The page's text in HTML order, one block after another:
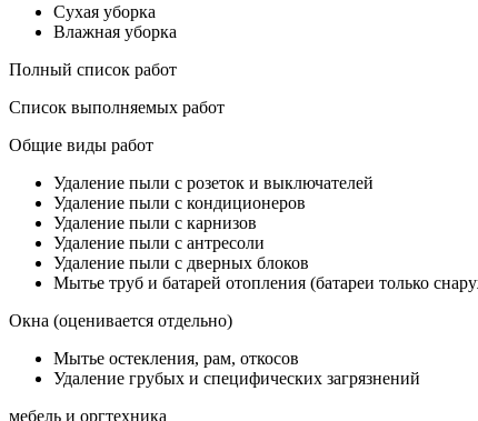
Сухая уборка
Влажная уборка
Полный список работ
Список выполняемых работ
Общие виды работ
Удаление пыли с розеток и выключателей
Удаление пыли с кондиционеров
Удаление пыли с карнизов
Удаление пыли с антресоли
Удаление пыли с дверных блоков
Мытье труб и батарей отопления (батареи только
Окна (оценивается отдельно)
Мытье остекления, рам, откосов
Удаление грубых и специфических загрязнений
мебель и оргтехника